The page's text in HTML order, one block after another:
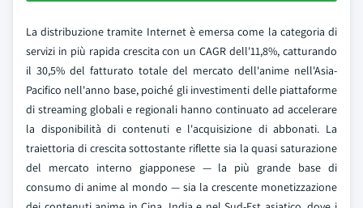
La distribuzione tramite Internet è emersa come la categoria di
servizi in più rapida crescita con un CAGR dell'11,8%, catturando
il 30,5% del fatturato totale del mercato dell'anime nell'Asia-
Pacifico nell'anno base, poiché gli investimenti delle piattaforme
di streaming globali e regionali hanno continuato ad accelerare
la disponibilità di contenuti e l'acquisizione di abbonati. La
traiettoria di crescita sottostante riflette sia la quasi saturazione
del mercato interno giapponese — la più grande base di
consumo di anime al mondo — sia la crescente monetizzazione